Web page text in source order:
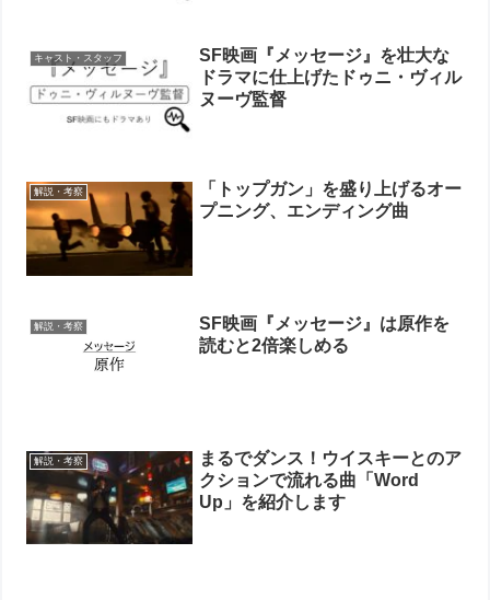
キャスト・スタッフ
SF映画『メッセージ』を壮大な
ドラマに仕上げたドゥニ・ヴィル
ヌーヴ監督
解説・考察
「トップガン」を盛り上げるオー
プニング、エンディング曲
解説・考察
SF映画『メッセージ』は原作を
読むと2倍楽しめる
解説・考察
まるでダンス！ウイスキーとのア
クションで流れる曲「Word
Up」を紹介します